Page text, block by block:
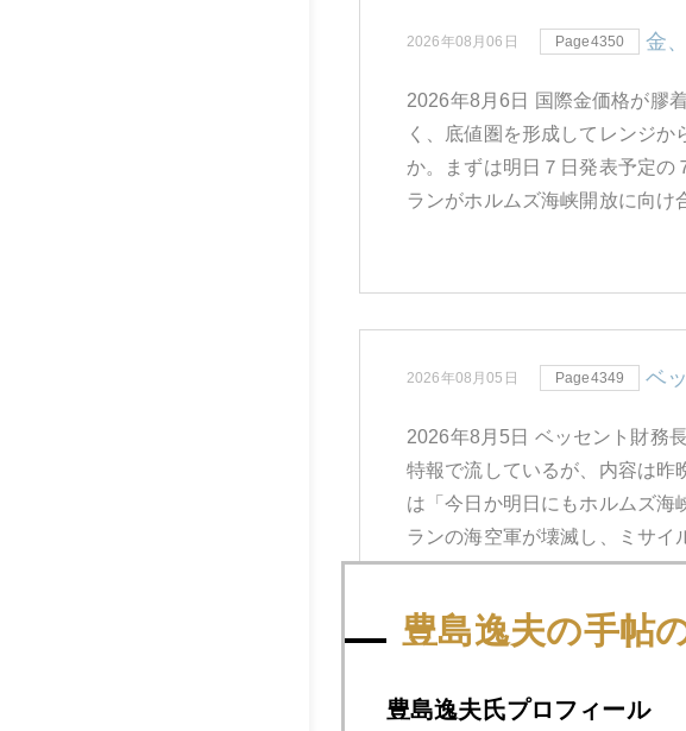
2026年08月06日 Page4350 金
2026年8月6日 国際金価格が膠
く、底値圏を形成してレンジ
か。まずは明日７日発表予定の
ランがホルムズ海峡開放に向け
2026年08月05日 Page4349 ベ
2026年8月5日 ベッセント財務
特報で流しているが、内容は昨
は「今日か明日にもホルムズ海
ランの海空軍が壊滅し、ミサイ
2026年08月04日 Page4348 協
豊島逸夫の手帖
豊島逸夫氏プロフィール